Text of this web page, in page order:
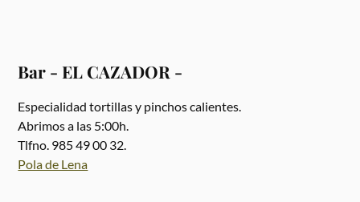
Bar - EL CAZADOR -
Especialidad tortillas y pinchos calientes.
Abrimos a las 5:00h.
Tlfno. 985 49 00 32.
Pola de Lena